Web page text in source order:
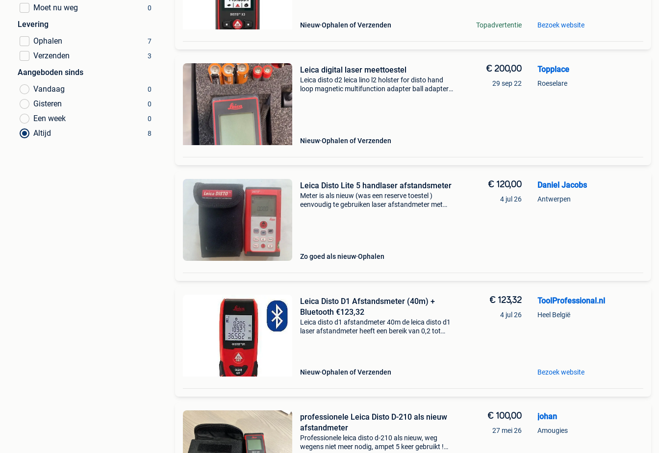
Moet nu weg
0
Levering
Ophalen
7
Verzenden 3
Aangeboden sinds
Vandaag
0
Gisteren 0
Een week 0
Altijd 8
Nieuw Ophalen of Verzenden Topadvertentie Bezoek website
Leica digital laser meettoestel
Leica disto d2 leica lino l2 holster for disto hand
loop magnetic multifunction adapter ball adapter
Nieuw Ophalen of Verzenden
€ 200,00
29 sep 22
Topplace
Roeselare
Leica Disto Lite 5 handlaser afstandsmeter
Meter is als nieuw (was een reserve toestel )
eenvoudig te gebruiken laser afstandmeter met
Zo goed als nieuw Ophalen
€ 120,00
4 jul 26
Daniel Jacobs
Antwerpen
Leica Disto D1 Afstandsmeter (40m) +
Bluetooth €123,32
Leica disto d1 afstandmeter 40m de leica disto d1
laser afstandmeter heeft een bereik van 0,2 tot
Nieuw Ophalen of Verzenden
€ 123,32
4 jul 26
ToolProfessional.nl
Heel België
Bezoek website
professionele Leica Disto D-210 als nieuw
afstandmeter
Professionele leica disto d-210 als nieuw, weg
wegens niet meer nodig, ampet 5 keer gebruikt !
€ 100,00
27 mei 26
johan
Amougies